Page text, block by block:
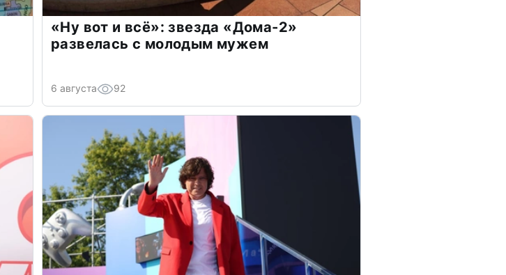
«Ну вот и всё»: звезда «Дома-2»
развелась с молодым мужем
6 августа 92